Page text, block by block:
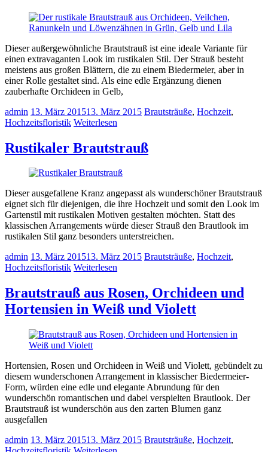
Dieser außergewöhnliche Brautstrauß ist eine ideale Variante für
einen extravaganten Look im rustikalen Stil. Der Strauß besteht
meistens aus großen Blättern, die zu einem Biedermeier, aber in
einer Rolle gestaltet sind. Als eine edle Ergänzung dienen
zauberhafte Orchideen in Gelb,
admin 13. März 201513. März 2015 Brautsträuße, Hochzeit,
Hochzeitsfloristik Weiterlesen
Rustikaler Brautstrauß
Dieser ausgefallene Kranz angepasst als wunderschöner Brautstrauß
eignet sich für diejenigen, die ihre Hochzeit und somit den Look im
Gartenstil mit rustikalen Motiven gestalten möchten. Statt des
klassischen Arrangements würde dieser Strauß den Brautlook im
rustikalen Stil ganz besonders unterstreichen.
admin 13. März 201513. März 2015 Brautsträuße, Hochzeit,
Hochzeitsfloristik Weiterlesen
Brautstrauß aus Rosen, Orchideen und
Hortensien in Weiß und Violett
Hortensien, Rosen und Orchideen in Weiß und Violett, gebündelt zu
diesem wunderschonen Arrangement in klassischer Biedermeier-
Form, würden eine edle und elegante Abrundung für den
wunderschön romantischen und dabei verspielten Brautlook. Der
Brautstrauß ist wunderschön aus den zarten Blumen ganz
ausgefallen
admin 13. März 201513. März 2015 Brautsträuße, Hochzeit,